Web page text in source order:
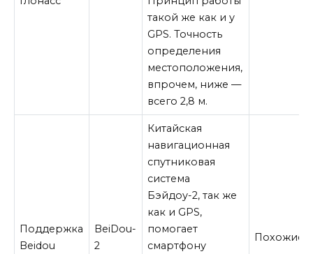
такой же как и у
GPS. Точность
определения
местоположения,
впрочем, ниже —
всего 2,8 м.
Поддержка
Beidou
BeiDou-
2
Китайская
навигационная
спутниковая
система
Бэйдоу-2, так же
как и GPS,
помогает
смартфону
Похожие